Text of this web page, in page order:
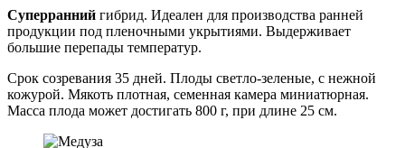
Суперранний гибрид. Идеален для производства ранней
продукции под пленочными укрытиями. Выдерживает
большие перепады температур.
Срок созревания 35 дней. Плоды светло-зеленые, с нежной
кожурой. Мякоть плотная, семенная камера миниатюрная.
Масса плода может достигать 800 г, при длине 25 см.